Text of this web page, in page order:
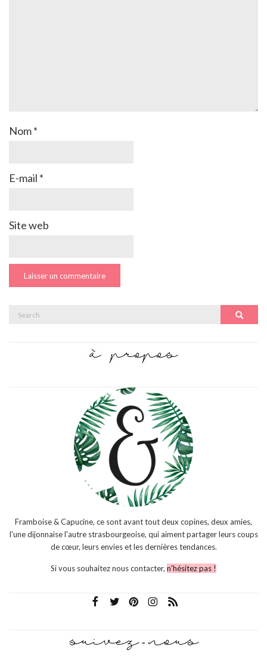
Nom*
E-mail *
Site web
Framboise & Capucine, ce sont avant tout deux copines, deux amies,
l'une dijonnaise l'autre strasbourgeoise, qui aiment partager leurs coups
de cœur, leurs envies et les dernières tendances.
Si vous souhaitez nous contacter, n'hésitez pas !